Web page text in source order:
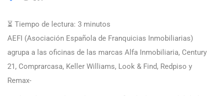
⏳ Tiempo de lectura: 3 minutos
AEFI (Asociación Española de Franquicias Inmobiliarias)
agrupa a las oficinas de las marcas Alfa Inmobiliaria, Century
21, Comprarcasa, Keller Williams, Look & Find, Redpiso y
Remax-